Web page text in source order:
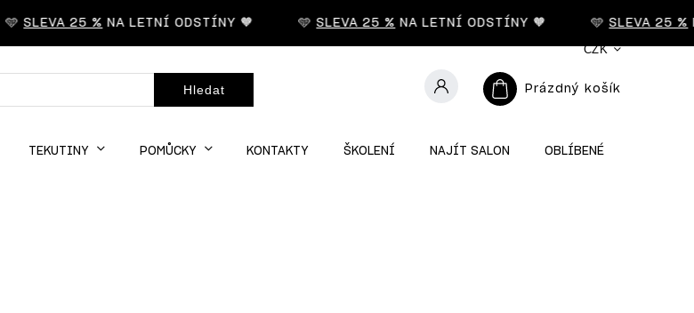
🩵SLEVA 25 %NA LETNÍ ODSTÍNY 🧡 🩵SLEVA 25 %NA LETNÍ ODSTÍNY 🧡 🩵SLEVA 25 %
CZK
Hledat Prázdný košík
TEKUTINY POMŮCKY KONTAKTY ŠKOLENÍ NAJÍT SALON OBLÍBENÉ